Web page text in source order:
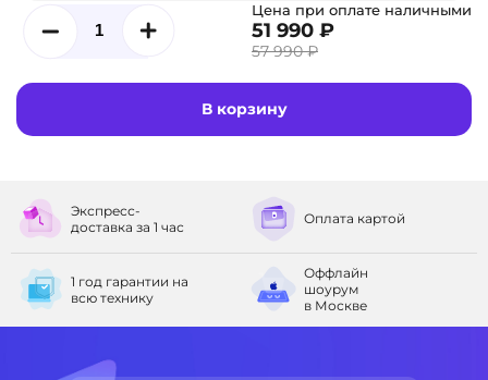
Цена при оплате наличными
51 990 ₽
57 990 ₽
В корзину
Экспресс-
доставка за 1 час Оплата картой
1 год гарантии на
всю технику
Оффлайн
шоурум
в Москве